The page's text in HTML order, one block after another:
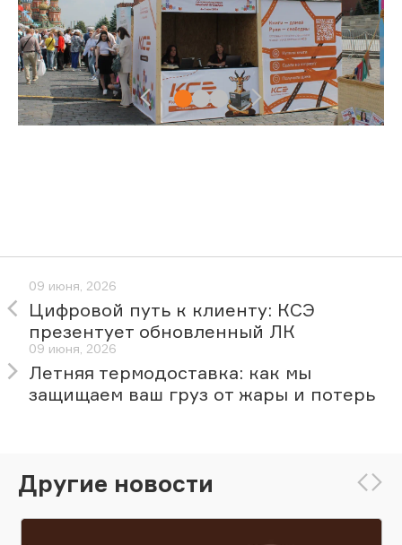
09 июня, 2026
Цифровой путь к клиенту: КСЭ
презентует обновленный ЛК
09 июня, 2026
Летняя термодоставка: как мы
защищаем ваш груз от жары и потерь
Другие новости